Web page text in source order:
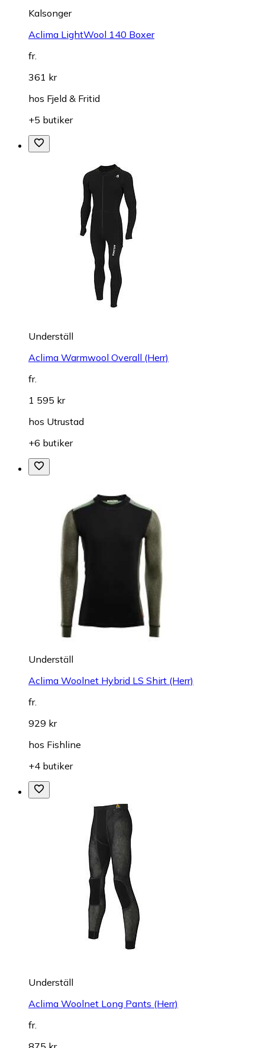
Kalsonger
Aclima LightWool 140 Boxer
fr.
361 kr
hos Fjeld & Fritid
+5 butiker
Underställ
Aclima Warmwool Overall (Herr)
fr.
1 595 kr
hos Utrustad
+6 butiker
Underställ
Aclima Woolnet Hybrid LS Shirt (Herr)
fr.
929 kr
hos Fishline
+4 butiker
Underställ
Aclima Woolnet Long Pants (Herr)
fr.